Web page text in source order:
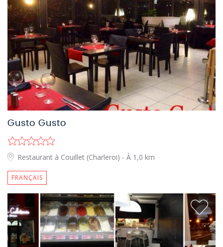
Gusto Gusto
Restaurant à Couillet (Charleroi) - À 1,0 km
FRANÇAIS